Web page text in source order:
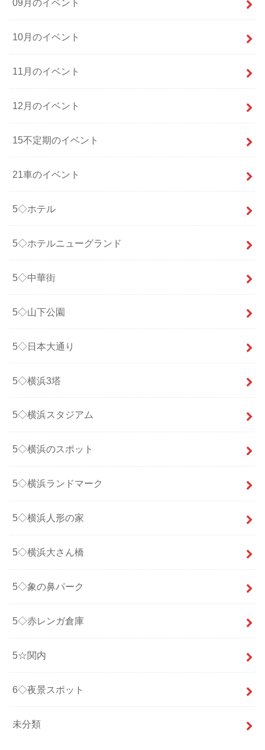
09月のイベント
10月のイベント
11月のイベント
12月のイベント
15不定期のイベント
21車のイベント
5◇ホテル
5◇ホテルニューグランド
5◇中華街
5◇山下公園
5◇日本大通り
5◇横浜3塔
5◇横浜スタジアム
5◇横浜のスポット
5◇横浜ランドマーク
5◇横浜人形の家
5◇横浜大さん橋
5◇象の鼻パーク
5◇赤レンガ倉庫
5☆関内
6◇夜景スポット
未分類